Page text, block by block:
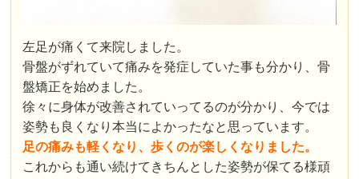
左足が痛くて来院しました。
骨盤がずれていて痛みを発症していた事も分かり、骨
盤矯正を始めました。
徐々に身体が改善されていってるのが分かり、今では
姿勢も良くなり本当によかったなと思っています。
足の痛みも軽くなり、歩くのが楽しくなりました。
これからも通い続けてきちんとした姿勢が保てる様頑